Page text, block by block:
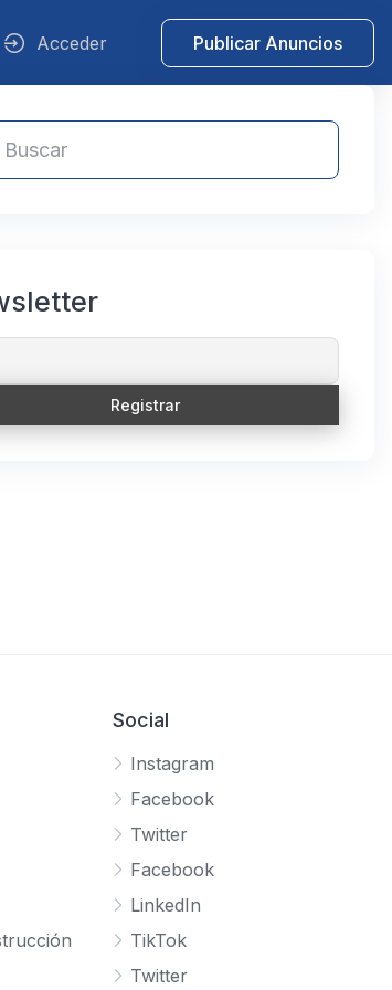
Acceder Publicar Anuncios
Social
Instagram
Facebook
Twitter
Facebook
LinkedIn
TikTok
Twitter